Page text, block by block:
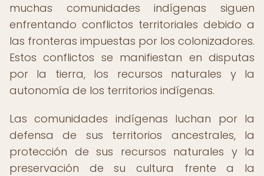
muchas comunidades indígenas siguen
enfrentando conflictos territoriales debido a
las fronteras impuestas por los colonizadores.
Estos conflictos se manifiestan en disputas
por la tierra, los recursos naturales y la
autonomía de los territorios indígenas.
Las comunidades indígenas luchan por la
defensa de sus territorios ancestrales, la
protección de sus recursos naturales y la
preservación de su cultura frente a la